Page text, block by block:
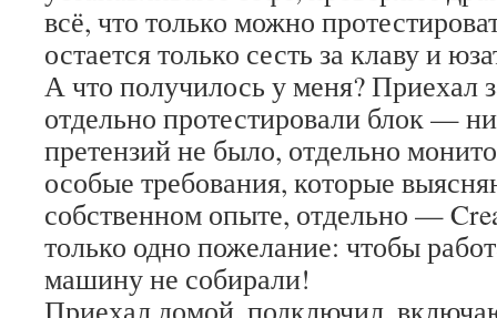
всё, что только можно
остается только сесть за клаву и
А что получилось у меня? Приехал
отдельно протестировали блок —
претензий не было, отдельно
особые требования, которые
собственном опыте, отдельно —
только одно пожелание: чтобы
машину не собирали!
Приехал домой, подключил,